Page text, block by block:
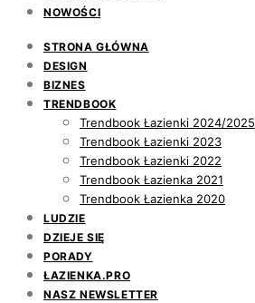
NOWOŚCI
STRONA GŁÓWNA
DESIGN
BIZNES
TRENDBOOK
Trendbook Łazienki 2024/2025
Trendbook Łazienki 2023
Trendbook Łazienki 2022
Trendbook Łazienka 2021
Trendbook Łazienka 2020
LUDZIE
DZIEJE SIĘ
PORADY
ŁAZIENKA.PRO
NASZ NEWSLETTER